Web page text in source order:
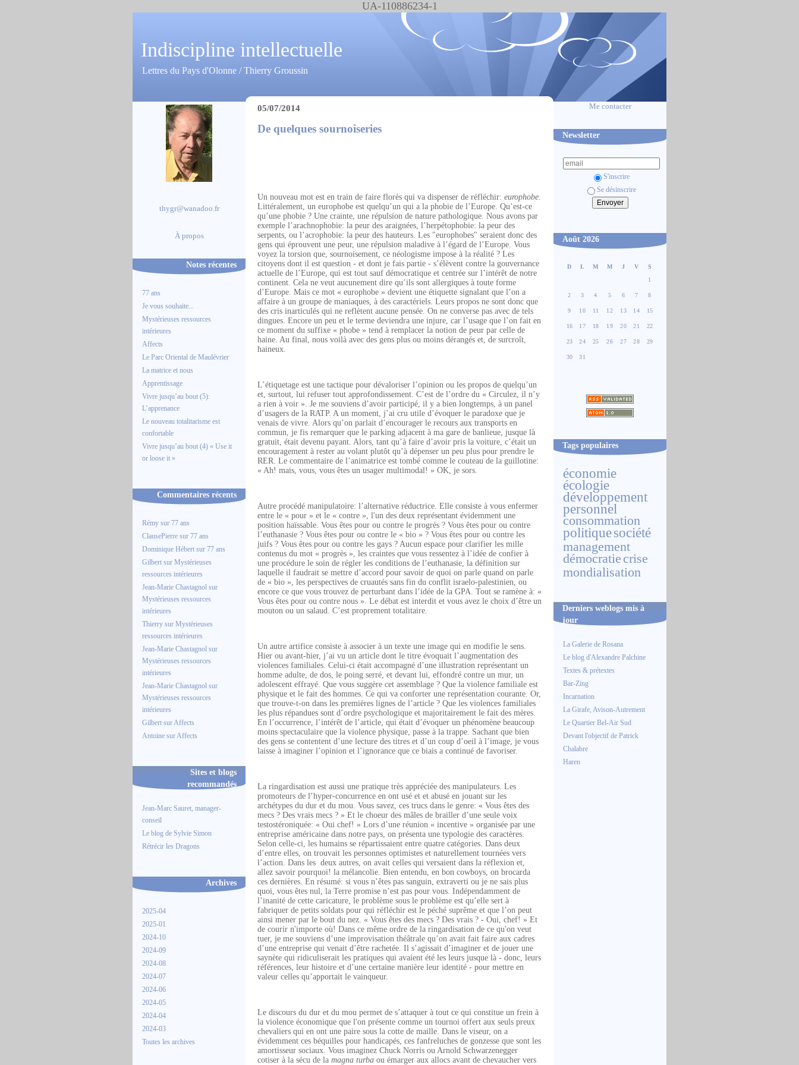
UA-110886234-1
Indiscipline intellectuelle
Lettres du Pays d'Olonne / Thierry Groussin
thygr@wanadoo.fr
À propos
Notes récentes
77 ans
Je vous souhaite...
Mystérieuses ressources
intérieures
Affects
Le Parc Oriental de Maulévrier
La matrice et nous
Apprentissage
Vivre jusqu’au bout (5):
L’apprenance
Le nouveau totalitarisme est
confortable
Vivre jusqu’au bout (4) « Use it
or loose it »
Commentaires récents
Rémy sur 77 ans
ClausePierre sur 77 ans
Dominique Hébert sur 77 ans
Gilbert sur Mystérieuses
ressources intérieures
Jean-Marie Chastagnol sur
Mystérieuses ressources
intérieures
Thierry sur Mystérieuses
ressources intérieures
Jean-Marie Chastagnol sur
Mystérieuses ressources
intérieures
Jean-Marie Chastagnol sur
Mystérieuses ressources
intérieures
Gilbert surAffects
Antoine surAffects
Sites et blogs
recommandés
Jean-Marc Sauret, manager-
conseil
Le blog de Sylvie Simon
Rétrécir les Dragons
Archives
2025-04
2025-01
2024-10
2024-09
2024-08
2024-07
2024-06
2024-05
2024-04
2024-03
Toutes les archives
Me contacter
Newsletter
S'inscrire
Se désinscrire
Août 2026
D L M M J V
S
1
2 3 4 5 6 7 8
9 10 11 12 13 14 15
16 17 18 19 20 21 22
23 24 25 26 27 28 29
30 31
Tags populaires
économie
écologie
développement
personnel
consommation
politiquesociété
management
démocratie crise
mondialisation
Derniers weblogs mis à
jour
La Galerie de Rosana
Le blog d'Alexandre Palchine
Textes & prétextes
Bar-Zing
Incarnation
La Girafe, Avison-Autrement
Le Quartier Bel-Air Sud
Devant l'objectif de Patrick
Chalabre
Haren
05/07/2014
De quelques sournoiseries
Un nouveau mot est en train de faire florès qui va dispenser de réfléchir: europhobe.
Littéralement, un europhobe est quelqu’un qui a la phobie de l’Europe. Qu’est-ce
qu’une phobie ? Une crainte, une répulsion de nature pathologique. Nous avons par
exemple l’arachnophobie: la peur des araignées, l’herpétophobie: la peur des
serpents, ou l’acrophobie: la peur des hauteurs. Les "europhobes" seraient donc des
gens qui éprouvent une peur, une répulsion maladive à l’égard de l’Europe. Vous
voyez la torsion que, sournoisement, ce néologisme impose à la réalité ? Les
citoyens dont il est question - et dont je fais partie - s’élèvent contre la gouvernance
actuelle de l’Europe, qui est tout sauf démocratique et centrée sur l’intérêt de notre
continent. Cela ne veut aucunement dire qu’ils sont allergiques à toute forme
d’Europe. Mais ce mot « europhobe » devient une étiquette signalant que l’on a
affaire à un groupe de maniaques, à des caractériels. Leurs propos ne sont donc que
des cris inarticulés qui ne reflètent aucune pensée. On ne converse pas avec de tels
dingues. Encore un peu et le terme deviendra une injure, car l’usage que l’on fait en
ce moment du suffixe « phobe » tend à remplacer la notion de peur par celle de
haine. Au final, nous voilà avec des gens plus ou moins dérangés et, de surcroît,
haineux.
L’étiquetage est une tactique pour dévaloriser l’opinion ou les propos de quelqu’un
et, surtout, lui refuser tout approfondissement. C’est de l’ordre du « Circulez, il n’y
a rien à voir ». Je me souviens d’avoir participé, il y a bien longtemps, à un panel
d’usagers de la RATP. A un moment, j’ai cru utile d’évoquer le paradoxe que je
venais de vivre. Alors qu’on parlait d’encourager le recours aux transports en
commun, je fis remarquer que le parking adjacent à ma gare de banlieue, jusque là
gratuit, était devenu payant. Alors, tant qu’à faire d’avoir pris la voiture, c’était un
encouragement à rester au volant plutôt qu’à dépenser un peu plus pour prendre le
RER. Le commentaire de l’animatrice est tombé comme le couteau de la guillotine:
« Ah! mais, vous, vous êtes un usager multimodal! » OK, je sors.
Autre procédé manipulatoire: l’alternative réductrice. Elle consiste à vous enfermer
entre le « pour » et le « contre », l'un des deux représentant évidemment une
position haïssable. Vous êtes pour ou contre le progrès ? Vous êtes pour ou contre
l’euthanasie ? Vous êtes pour ou contre le « bio » ? Vous êtes pour ou contre les
juifs ? Vous êtes pour ou contre les gays ? Aucun espace pour clarifier les mille
contenus du mot « progrès », les craintes que vous ressentez à l’idée de confier à
une procédure le soin de régler les conditions de l’euthanasie, la définition sur
laquelle il faudrait se mettre d’accord pour savoir de quoi on parle quand on parle
de « bio », les perspectives de cruautés sans fin du conflit israelo-palestinien, ou
encore ce que vous trouvez de perturbant dans l’idée de la GPA. Tout se ramène à: «
Vous êtes pour ou contre nous ». Le débat est interdit et vous avez le choix d’être un
mouton ou un salaud. C’est proprement totalitaire.
Un autre artifice consiste à associer à un texte une image qui en modifie le sens.
Hier ou avant-hier, j’ai vu un article dont le titre évoquait l’augmentation des
violences familiales. Celui-ci était accompagné d’une illustration représentant un
homme adulte, de dos, le poing serré, et devant lui, effondré contre un mur, un
adolescent effrayé. Que vous suggère cet assemblage ? Que la violence familiale est
physique et le fait des hommes. Ce qui va conforter une représentation courante. Or,
que trouve-t-on dans les premières lignes de l’article ? Que les violences familiales
les plus répandues sont d’ordre psychologique et majoritairement le fait des mères.
En l’occurrence, l’intérêt de l’article, qui était d’évoquer un phénomène beaucoup
moins spectaculaire que la violence physique, passe à la trappe. Sachant que bien
des gens se contentent d’une lecture des titres et d’un coup d’oeil à l’image, je vous
laisse à imaginer l’opinion et l’ignorance que ce biais a continué de favoriser.
La ringardisation est aussi une pratique très appréciée des manipulateurs. Les
promoteurs de l’hyper-concurrence en ont usé et et abusé en jouant sur les
archétypes du dur et du mou. Vous savez, ces trucs dans le genre: « Vous êtes des
mecs ? Des vrais mecs ? » Et le choeur des mâles de brailler d’une seule voix
testostéroniquée: « Oui chef! » Lors d’une réunion « incentive » organisée par une
entreprise américaine dans notre pays, on présenta une typologie des caractères.
Selon celle-ci, les humains se répartissaient entre quatre catégories. Dans deux
d’entre elles, on trouvait les personnes optimistes et naturellement tournées vers
l’action. Dans les deux autres, on avait celles qui versaient dans la réflexion et,
allez savoir pourquoi! la mélancolie. Bien entendu, en bon cowboys, on brocarda
ces dernières. En résumé: si vous n’êtes pas sanguin, extraverti ou je ne sais plus
quoi, vous êtes nul, la Terre promise n’est pas pour vous. Indépendamment de
l’inanité de cette caricature, le problème sous le problème est qu’elle sert à
fabriquer de petits soldats pour qui réfléchir est le péché suprême et que l’on peut
ainsi mener par le bout du nez. « Vous êtes des mecs ? Des vrais ? - Oui, chef! » Et
de courir n'importe où! Dans ce même ordre de la ringardisation de ce qu'on veut
tuer, je me souviens d’une improvisation théâtrale qu’on avait fait faire aux cadres
d’une entreprise qui venait d’être rachetée. Il s’agissait d’imaginer et de jouer une
saynète qui ridiculiserait les pratiques qui avaient été les leurs jusque là - donc, leurs
références, leur histoire et d’une certaine manière leur identité - pour mettre en
valeur celles qu’apportait le vainqueur.
Le discours du dur et du mou permet de s’attaquer à tout ce qui constitue un frein à
la violence économique que l'on présente comme un tournoi offert aux seuls preux
chevaliers qui en ont une paire sous la cotte de maille. Dans le viseur, on a
évidemment ces béquilles pour handicapés, ces fanfreluches de gonzesse que sont les
amortisseur sociaux. Vous imaginez Chuck Norris ou Arnold Schwarzenegger
cotiser à la sécu de la magna turba ou émarger aux allocs avant de chevaucher vers